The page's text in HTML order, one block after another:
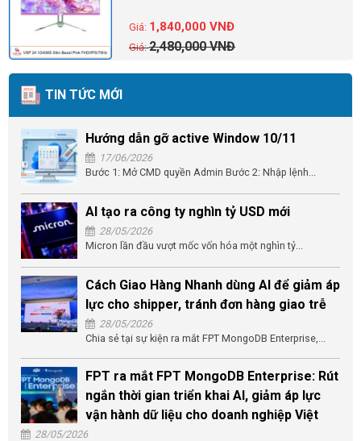
2,480,000VNĐ
1,840,000VNĐ
TIN TỨC MỚI
Hướng dẫn gỡ active Window 10/11
17/06/2026
Bước 1: Mở CMD quyền Admin Bước 2: Nhập lệnh...
AI tạo ra công ty nghìn tỷ USD mới
28/05/2026
Micron lần đầu vượt mốc vốn hóa một nghìn tỷ...
Cách Giao Hàng Nhanh dùng AI để giảm áp
lực cho shipper, tránh đơn hàng giao trễ
28/05/2026
Chia sẻ tại sự kiện ra mắt FPT MongoDB Enterprise,...
FPT ra mắt FPT MongoDB Enterprise: Rút
ngắn thời gian triển khai AI, giảm áp lực
vận hành dữ liệu cho doanh nghiệp Việt
28/05/2026